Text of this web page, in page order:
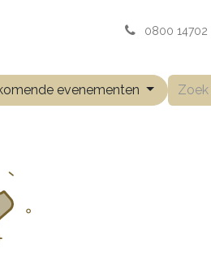
0800 14702
evenementen